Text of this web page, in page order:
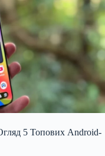
5 Топових Android-